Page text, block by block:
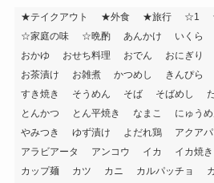
★テイクアウト ★外食 ★旅行 ☆1
☆家庭の味
☆晩酌 あんかけ いくら
おかゆ
おせち料理 おでん おにぎり
お茶漬け
お雑煮 かつめし きんぴら
すき焼き
そうめん そば そばめし
とんかつ
とん平焼き なまこ にゅう
やみつき
ゆず漬け よだれ鶏 アクア
アラビアータ
アンコウ イカ イカ焼き
カップ麺
カツ カニ カルパッチョ